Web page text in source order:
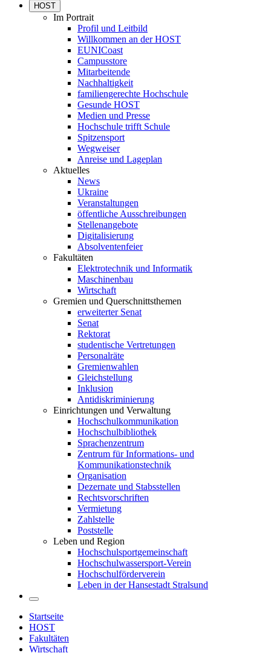
HOST
Im Portrait
Profil und Leitbild
Willkommen an der HOST
EUNICoast
Campusstore
Mitarbeitende
Nachhaltigkeit
familiengerechte Hochschule
Gesunde HOST
Medien und Presse
Hochschule trifft Schule
Spitzensport
Wegweiser
Anreise und Lageplan
Aktuelles
News
Ukraine
Veranstaltungen
öffentliche Ausschreibungen
Stellenangebote
Digitalisierung
Absolventenfeier
Fakultäten
Elektrotechnik und Informatik
Maschinenbau
Wirtschaft
Gremien und Querschnittsthemen
erweiterter Senat
Senat
Rektorat
studentische Vertretungen
Personalräte
Gremienwahlen
Gleichstellung
Inklusion
Antidiskriminierung
Einrichtungen und Verwaltung
Hochschulkommunikation
Hochschulbibliothek
Sprachenzentrum
Zentrum für Informations- und
Kommunikationstechnik
Organisation
Dezernate und Stabsstellen
Rechtsvorschriften
Vermietung
Zahlstelle
Poststelle
Leben und Region
Hochschulsportgemeinschaft
Hochschulwassersport-Verein
Hochschulförderverein
Leben in der Hansestadt Stralsund
Startseite
HOST
Fakultäten
Wirtschaft